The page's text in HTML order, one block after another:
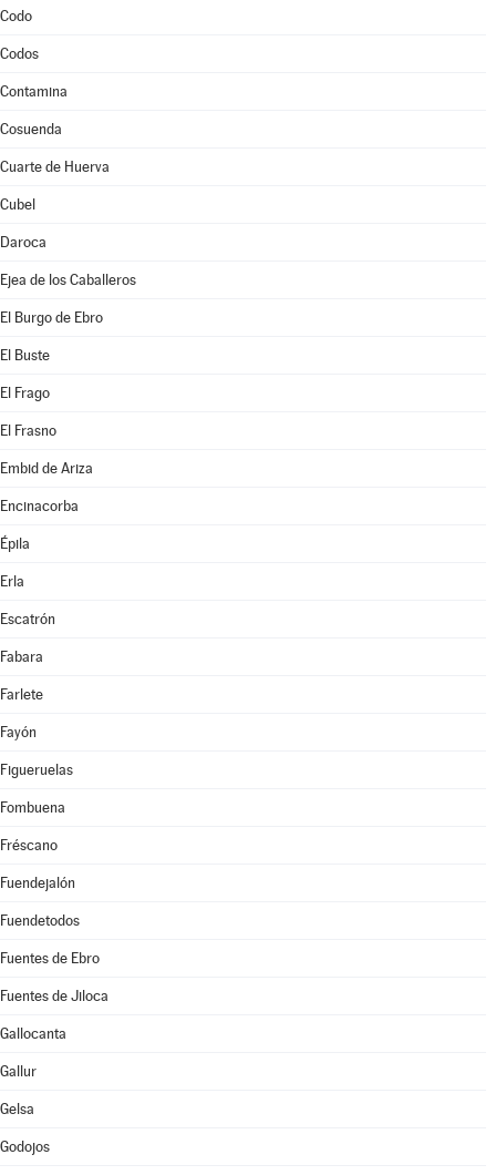
Codo
Codos
Contamina
Cosuenda
Cuarte de Huerva
Cubel
Daroca
Ejea de los Caballeros
El Burgo de Ebro
El Buste
El Frago
El Frasno
Embid de Ariza
Encinacorba
Épila
Erla
Escatrón
Fabara
Farlete
Fayón
Figueruelas
Fombuena
Fréscano
Fuendejalón
Fuendetodos
Fuentes de Ebro
Fuentes de Jiloca
Gallocanta
Gallur
Gelsa
Godojos